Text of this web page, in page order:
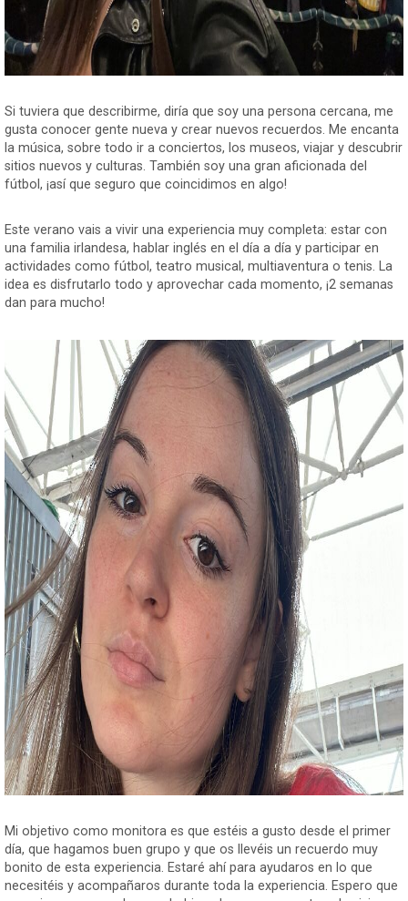
Si tuviera que describirme, diría que soy una persona cercana, me
gusta conocer gente nueva y crear nuevos recuerdos. Me encanta
la música, sobre todo ir a conciertos, los museos, viajar y descubrir
sitios nuevos y culturas. También soy una gran aficionada del
fútbol, ¡así que seguro que coincidimos en algo!
Este verano vais a vivir una experiencia muy completa: estar con
una familia irlandesa, hablar inglés en el día a día y participar en
actividades como fútbol, teatro musical, multiaventura o tenis. La
idea es disfrutarlo todo y aprovechar cada momento, ¡2 semanas
dan para mucho!
Mi objetivo como monitora es que estéis a gusto desde el primer
día, que hagamos buen grupo y que os llevéis un recuerdo muy
bonito de esta experiencia. Estaré ahí para ayudaros en lo que
necesitéis y acompañaros durante toda la experiencia. Espero que